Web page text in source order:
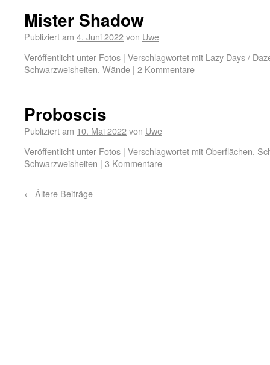
Mister Shadow
Publiziert am 4. Juni 2022von Uwe
Veröffentlicht unter Fotos | Verschlagwortet mit Lazy Days /
Schwarzweisheiten, Wände | 2 Kommentare
Proboscis
Publiziert am 10. Mai 2022von Uwe
Veröffentlicht unter Fotos | Verschlagwortet mitOberflächen,
Schwarzweisheiten | 3 Kommentare
← Ältere Beiträge